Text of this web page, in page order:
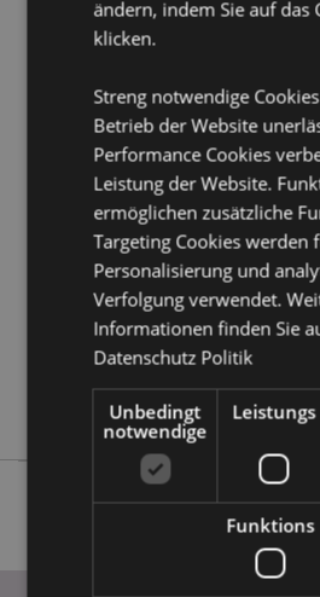
Produkttressourcen:
Möchten Sie mehr über den
Kundeninformationen.
Produktattribute
Information
Höhe 5 - 7cm Tiefe
5055071780325
192
0.053000
Keine
Keine
Keine
ändern, indem Sie auf das
klicken.
Streng notwendige
Betrieb der Website
Performance Cookies
Leistung der Website.
ermöglichen zusätzliche
Targeting Cookies werden
Personalisierung und
Verfolgung verwendet.
Informationen finden Sie
Datenschutz Politik
Unbedingt
notwendige
Leistungs
Funktions